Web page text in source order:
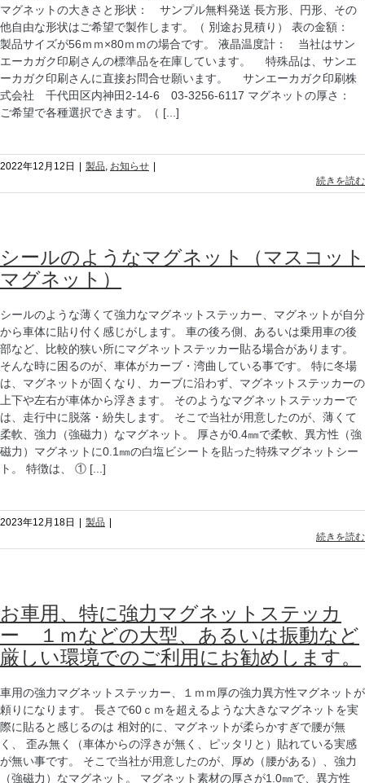
マグネットの大きさと形状： サンプル無料発送 長方形、円形、その
他自由な形状はご希望で製作します。（ 別途お見積り） 表の金額：
製品サイズが56ｍｍ×80ｍｍの場合です。 液晶温度計： 当社はサン
エーカガク印刷さんの標準品を在庫しています。 特殊品は、サンエ
ーカガク印刷さんに直接お問合せ願います。 サンエーカガク印刷株
式会社 千代田区内神田2-14-6 03-3256-6117 マグネットの厚さ：
ご希望で各種選択できます。（ [...]
2022年12月12日 製品, お知らせ
続きを読む
シールのようなマグネット（マスコット
マグネット）
シールのような薄くて強力なマグネットステッカー、マグネットが自分
から車体に貼り付く感じがします。 車の後ろ側、あるいは乗用車の後
部など、比較的狭い所にマグネットステッカー貼る場合があります。
そんな時に困るのが、車体がカーブ・湾曲している事です。 特に冬場
は、マグネットが固くなり、カーブに沿わず、マグネットステッカーの
上下や左右が車体から浮きます。 そのようなマグネットステッカーで
は、走行中に脱落・紛失します。 そこで当社が用意したのが、薄くて
柔軟、強力（強磁力）なマグネット。 厚さが0.4㎜で柔軟、異方性（強
磁力）マグネットに0.1㎜の白塩ビシートを貼った特殊マグネットシー
ト。 特徴は、 ① [...]
2023年12月18日 製品
続きを読む
お車用、特に強力マグネットステッカ
ー １ｍなどの大型、あるいは振動など
厳しい環境でのご利用にお勧めします。
車用の強力マグネットステッカー、１ｍｍ厚の強力異方性マグネットが
頼りになります。 長さで60ｃｍを超えるような大きなマグネットを実
際に貼ると感じるのは 相対的に、マグネットが柔らかすぎで腰が無
く、 歪み無く（車体からの浮きが無く、ピッタリと）貼れている実感
が無い事です。 そこで当社が用意したのが、厚め（腰がある）、強力
（強磁力）なマグネット。 マグネット素材の厚さが1.0㎜で、異方性